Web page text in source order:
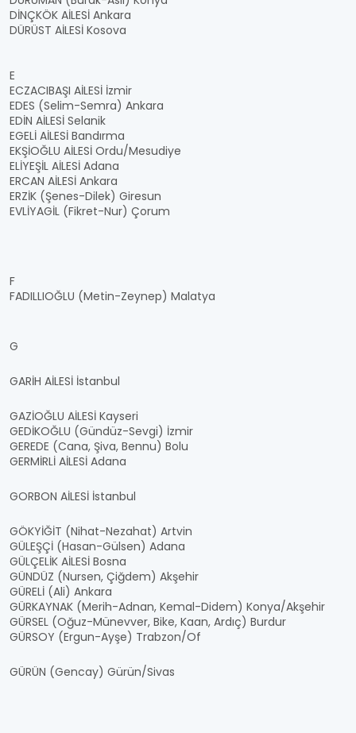
DİNÇKÖK AİLESİ Ankara
DÜRÜST AİLESİ Kosova
E
ECZACIBAŞI AİLESİ İzmir
EDES (Selim-Semra) Ankara
EDİN AİLESİ Selanik
EGELİ AİLESİ Bandırma
EKŞİOĞLU AİLESİ Ordu/Mesudiye
ELİYEŞİL AİLESİ Adana
ERCAN AİLESİ Ankara
ERZİK (Şenes-Dilek) Giresun
EVLİYAGİL (Fikret-Nur) Çorum
F
FADILLIOĞLU (Metin-Zeynep) Malatya
G
GARİH AİLESİ İstanbul
GAZİOĞLU AİLESİ Kayseri
GEDİKOĞLU (Gündüz-Sevgi) İzmir
GEREDE (Cana, Şiva, Bennu) Bolu
GERMİRLİ AİLESİ Adana
GORBON AİLESİ İstanbul
GÖKYİĞİT (Nihat-Nezahat) Artvin
GÜLEŞÇİ (Hasan-Gülsen) Adana
GÜLÇELİK AİLESİ Bosna
GÜNDÜZ (Nursen, Çiğdem) Akşehir
GÜRELİ (Ali) Ankara
GÜRKAYNAK (Merih-Adnan, Kemal-Didem) Konya/Akşehir
GÜRSEL (Oğuz-Münevver, Bike, Kaan, Ardıç) Burdur
GÜRSOY (Ergun-Ayşe) Trabzon/Of
GÜRÜN (Gencay) Gürün/Sivas